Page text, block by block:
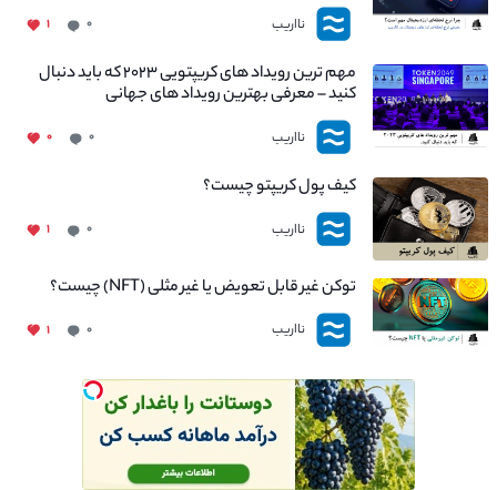
نااریب ۰ ۱
مهم ترین رویداد های کریپتویی ۲۰۲۳ که باید دنبال
کنید – معرفی بهترین رویداد های جهانی
نااریب ۰ ۰
کیف پول کریپتو چیست؟
نااریب ۰ ۱
توکن غیر قابل تعویض یا غیر مثلی (NFT) چیست؟
نااریب ۰ ۱